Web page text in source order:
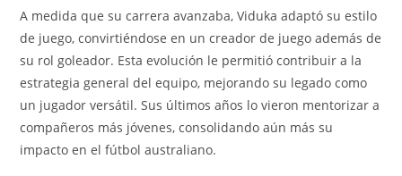
A medida que su carrera avanzaba, Viduka adaptó su estilo
de juego, convirtiéndose en un creador de juego además de
su rol goleador. Esta evolución le permitió contribuir a la
estrategia general del equipo, mejorando su legado como
un jugador versátil. Sus últimos años lo vieron mentorizar a
compañeros más jóvenes, consolidando aún más su
impacto en el fútbol australiano.